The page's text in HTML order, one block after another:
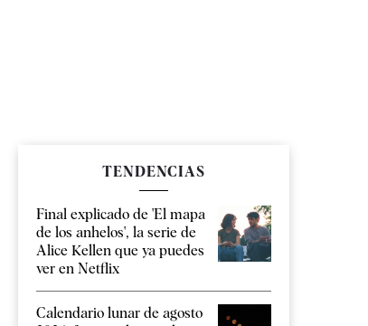
TENDENCIAS
Final explicado de 'El mapa
de los anhelos', la serie de
Alice Kellen que ya puedes
ver en Netflix
Calendario lunar de agosto